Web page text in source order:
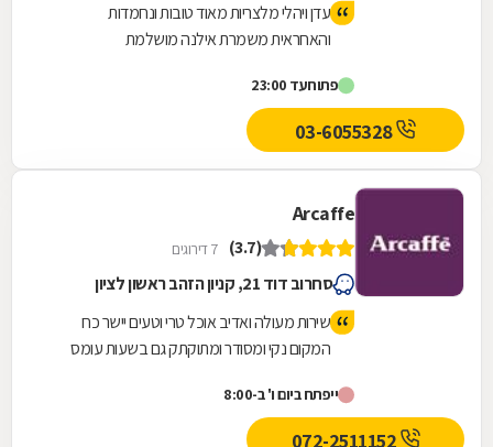
עדן ויהלי מלצריות מאוד טובות ונחמדות
והאחראית משמרת אילנה מושלמת
פתוחעד 23:00
03-6055328
Arcaffe
(3.7) 7 דירוגים
סחרוב דוד 21, קניון הזהב ראשון לציון
שירות מעולה ואדיב אוכל טרי וטעים יישר כח
המקום נקי ומסודר ומתוקתק גם בשעות עומס
ייפתח ביום ו' ב-8:00